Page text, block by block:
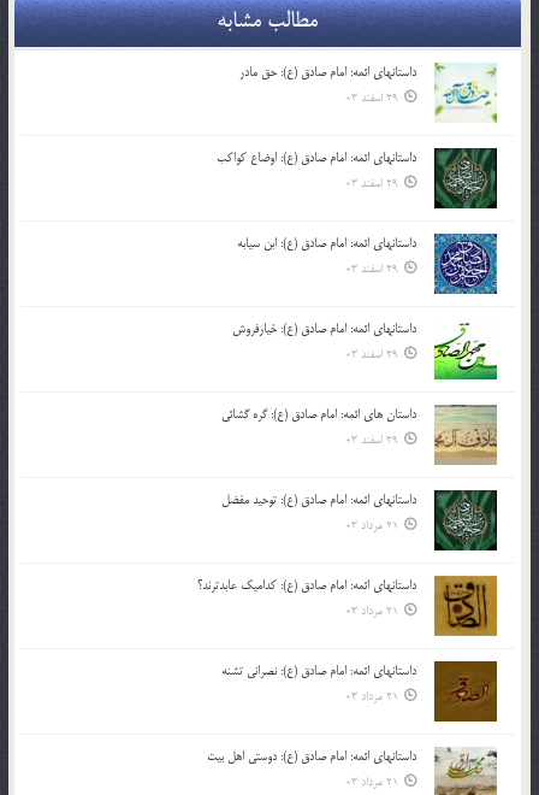
مطالب مشابه
داستانهای ائمه: امام صادق (ع): حق مادر
29 اسفند 03
داستانهای ائمه: امام صادق (ع): اوضاع کواکب
29 اسفند 03
داستانهای ائمه: امام صادق (ع): ابن سیابه
29 اسفند 03
داستانهای ائمه: امام صادق (ع): خیارفروش
29 اسفند 03
داستان های ائمه: امام صادق (ع): گره گشائی
29 اسفند 03
داستانهای ائمه: امام صادق (ع): توحید مفضل
21 مرداد 03
داستانهای ائمه: امام صادق (ع): کدامیک عابدترند؟
21 مرداد 03
داستانهای ائمه: امام صادق (ع): نصرانی تشنه
21 مرداد 03
داستانهای ائمه: امام صادق (ع): دوستی اهل بیت
21 مرداد 03